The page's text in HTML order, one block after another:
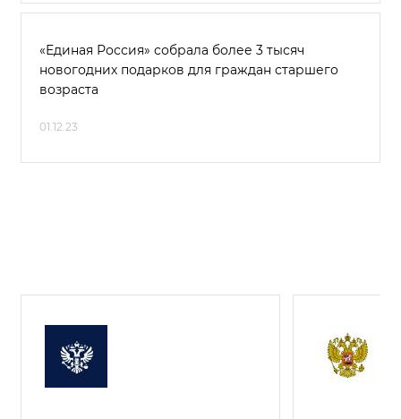
«Единая Россия» собрала более 3 тысяч
новогодних подарков для граждан старшего
возраста
01.12.23